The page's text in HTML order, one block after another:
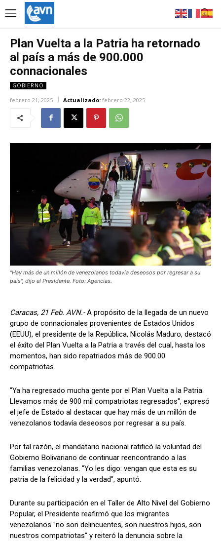
Plan Vuelta a la Patria ha retornado
al país a más de 900.000
connacionales
GOBIERNO
febrero 21, 2025 Actualizado: febrero 22, 2025
"Hay más de un millón de venezolanos todavía deseosos por regresar a su
país", dijo el Presidente. Foto: Agencias.
Caracas, 21 Feb. AVN.-A propósito de la llegada de un nuevo
grupo de connacionales provenientes de Estados Unidos
(EEUU), el presidente de la República, Nicolás Maduro, destacó
el éxito del Plan Vuelta a la Patria a través del cual, hasta los
momentos, han sido repatriados más de 900.00
compatriotas.
"Ya ha regresado mucha gente por el Plan Vuelta a la Patria.
Llevamos más de 900 mil compatriotas regresados", expresó
el jefe de Estado al destacar que hay más de un millón de
venezolanos todavía deseosos por regresar a su país.
Por tal razón, el mandatario nacional ratificó la voluntad del
Gobierno Bolivariano de continuar reencontrando a las
familias venezolanas. "Yo les digo: vengan que esta es su
patria de la felicidad y la verdad", apuntó.
Durante su participación en el Taller de Alto Nivel del Gobierno
Popular, el Presidente reafirmó que los migrantes
venezolanos "no son delincuentes, son nuestros hijos, son
nuestros compatriotas" y reiteró la denuncia sobre la